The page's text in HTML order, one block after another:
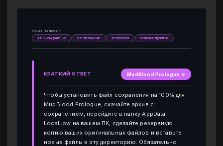
5 мин. на чтение
100% сохранение Расположение Установка Решение проблем
КРАТКИЙ ОТВЕТ MudBlood Prologue →
Чтобы установить файл сохранения на 100% для
MudBlood Prologue, скачайте архив с
сохранением, перейдите в папку AppData
LocalLow на вашем ПК, сделайте резервную
копию ваших оригинальных файлов и вставьте
новые файлы в эту директорию. Обязательно